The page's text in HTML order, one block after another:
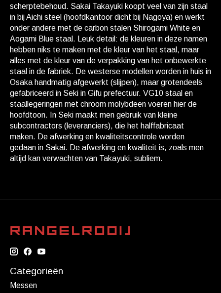
scherptebehoud. Sakai Takayuki koopt veel van zijn staal
in bij Aichi steel (hoofdkantoor dicht bij Nagoya) en werkt
onder andere met de carbon stalen Shirogami White en
Aogami Blue staal. Leuk detail: de kleuren in deze namen
hebben niks te maken met de kleur van het staal, maar
alles met de kleur van de verpakking van het onbewerkte
staal in de fabriek. De westerse modellen worden in huis in
Osaka handmatig afgewerkt (slijpen), maar grotendeels
gefabriceerd in Seki in Gifu prefectuur. VG10 staal en
staallegeringen met chroom molybdeen voeren hier de
hoofdtoon. In Seki maakt men gebruik van kleine
subcontractors (leveranciers), die het halffabricaat
maken. De afwerking en kwaliteitscontrole worden
gedaan in Sakai. De afwerking en kwaliteit is, zoals men
altijd kan verwachten van Takayuki, subliem.
Categorieën
Messen